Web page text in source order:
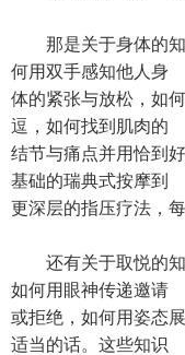
那是关于身体的知
何用双手感知他人身
体的紧张与放松，如
逗，如何找到肌肉的
结节与痛点并用恰到
基础的瑞典式按摩到
更深层的指压疗法，
还有关于取悦的知
如何用眼神传递邀请
或拒绝，如何用姿态
适当的话。这些知识